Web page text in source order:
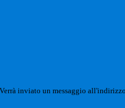
Verrà inviato un messaggio